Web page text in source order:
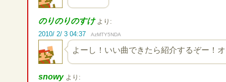
のりのりのすけ より:
2010/ 2/ 3 04:37
AzMTY5NDA
よーし！いい曲できたら紹介するぞー！
snowy より: